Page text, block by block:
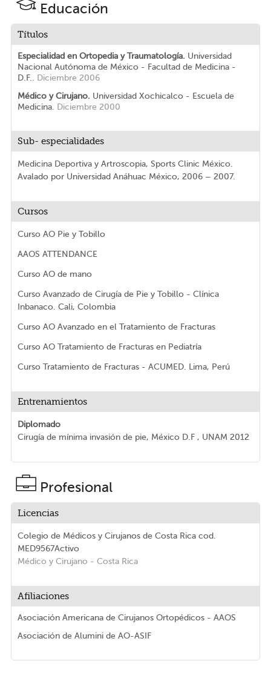
Educación
Títulos
Especialidad en Ortopedia y Traumatología. Universidad
Nacional Autónoma de México - Facultad de Medicina -
D.F.. Diciembre 2006
Médico y Cirujano. Universidad Xochicalco - Escuela de
Medicina. Diciembre 2000
Sub- especialidades
Medicina Deportiva y Artroscopia, Sports Clinic México.
Avalado por Universidad Anáhuac México, 2006 – 2007.
Cursos
Curso AO Pie y Tobillo
AAOS ATTENDANCE
Curso AO de mano
Curso Avanzado de Cirugía de Pie y Tobillo - Clínica
Inbanaco. Cali, Colombia
Curso AO Avanzado en el Tratamiento de Fracturas
Curso AO Tratamiento de Fracturas en Pediatría
Curso Tratamiento de Fracturas - ACUMED. Lima, Perú
Entrenamientos
Diplomado
Cirugía de mínima invasión de pie, México D.F , UNAM 2012
Profesional
Licencias
Colegio de Médicos y Cirujanos de Costa Rica cod.
MED9567Activo
Médico y Cirujano - Costa Rica
Afiliaciones
Asociación Americana de Cirujanos Ortopédicos - AAOS
Asociación de Alumini de AO-ASIF